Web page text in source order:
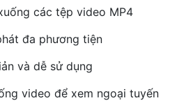
các tệp video MP4
đa phương tiện
và dễ sử dụng
video để xem ngoại tuyến